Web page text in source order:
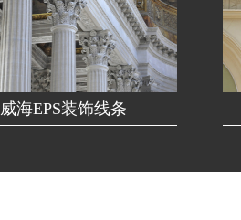
威海EPS装饰线条